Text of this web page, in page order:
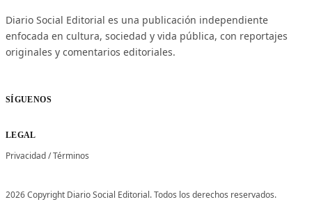
Diario Social Editorial es una publicación independiente
enfocada en cultura, sociedad y vida pública, con reportajes
originales y comentarios editoriales.
SÍGUENOS
LEGAL
Privacidad/Términos
2026 Copyright Diario Social Editorial. Todos los derechos reservados.